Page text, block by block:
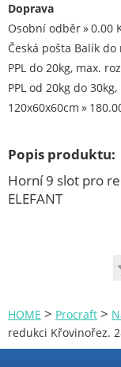
Aku oscilační
Aku pila
Aku
Aku
Aku rázový
Aku řetězové
Aku sekačky
Aku vrtací
Aku
Doprava
Osobní odběr
0.00
Česká pošta Balík do
PPL do 20kg, max.
PPL od 20kg do
120x60x60cm
Popis produktu:
Horní 9 slot pro
ELEFANT
HOME > Procraft >
redukci Křovinořez.